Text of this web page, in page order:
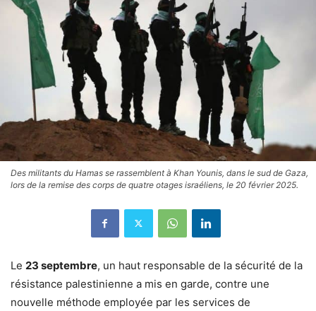
Des militants du Hamas se rassemblent à Khan Younis, dans le sud de Gaza,
lors de la remise des corps de quatre otages israéliens, le 20 février 2025.
Le 23 septembre, un haut responsable de la sécurité de la
résistance palestinienne a mis en garde, contre une
nouvelle méthode employée par les services de